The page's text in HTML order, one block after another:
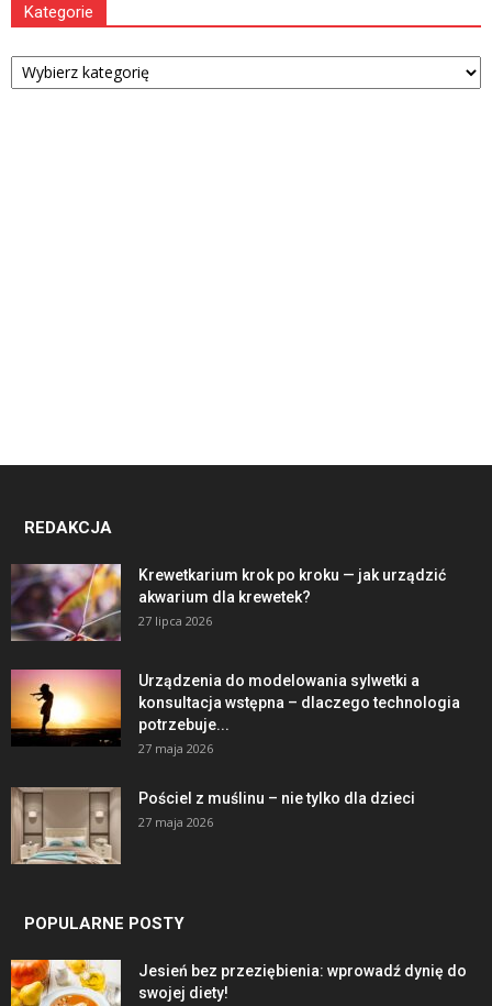
Kategorie
Kategorie
REDAKCJA
Krewetkarium krok po kroku — jak urządzić
akwarium dla krewetek?
27 lipca 2026
Urządzenia do modelowania sylwetki a
konsultacja wstępna – dlaczego technologia
potrzebuje...
27 maja 2026
Pościel z muślinu – nie tylko dla dzieci
27 maja 2026
POPULARNE POSTY
Jesień bez przeziębienia: wprowadź dynię do
swojej diety!